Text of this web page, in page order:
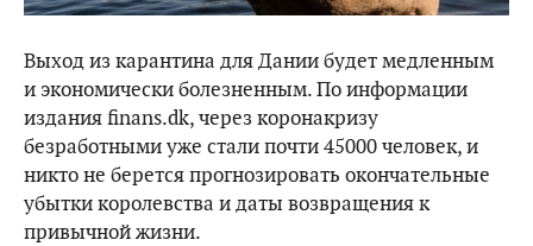
Выход из карантина для Дании будет медленным
и экономически болезненным. По информации
издания finans.dk, через коронакризу
безработными уже стали почти 45000 человек, и
никто не берется прогнозировать окончательные
убытки королевства и даты возвращения к
привычной жизни.